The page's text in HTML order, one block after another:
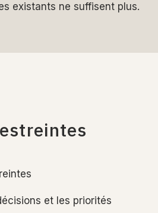
existants ne suffisent plus.
et les priorités